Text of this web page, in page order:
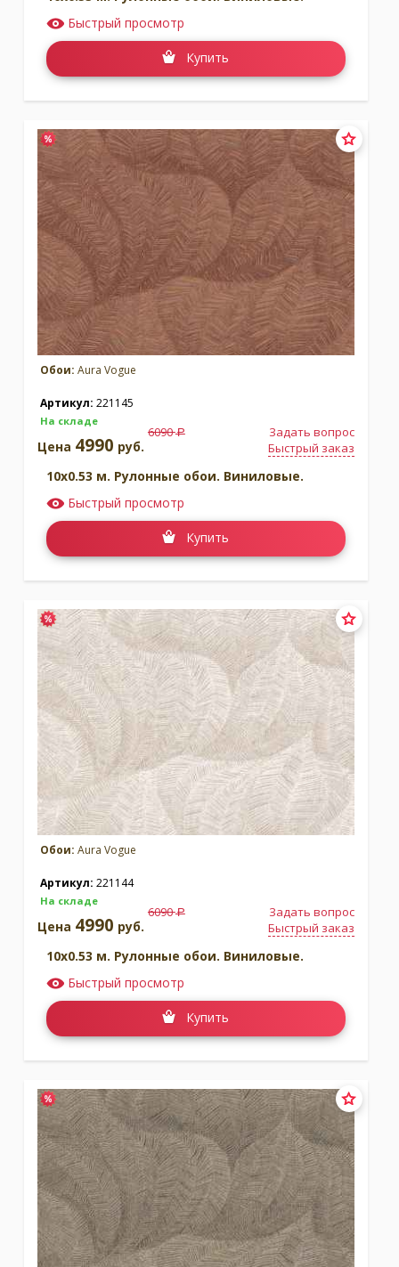
Быстрый просмотр
Купить
Обои: Aura Vogue
Артикул: 221145
На складе
Задать вопрос
Быстрый заказ
Цена 4990 руб.
6090a
10x0.53 м. Рулонные обои. Виниловые.
Быстрый просмотр
Купить
Обои: Aura Vogue
Артикул: 221144
На складе
Задать вопрос
Быстрый заказ
Цена 4990 руб.
6090a
10x0.53 м. Рулонные обои. Виниловые.
Быстрый просмотр
Купить